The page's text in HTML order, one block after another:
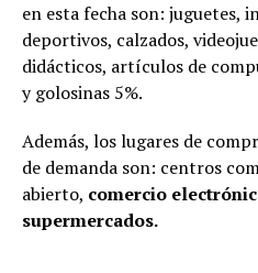
en esta fecha son: juguetes,
deportivos, calzados,
didácticos, artículos de
y golosinas 5%.
Además, los lugares de
de demanda son: centros
abierto, comercio
supermercados.